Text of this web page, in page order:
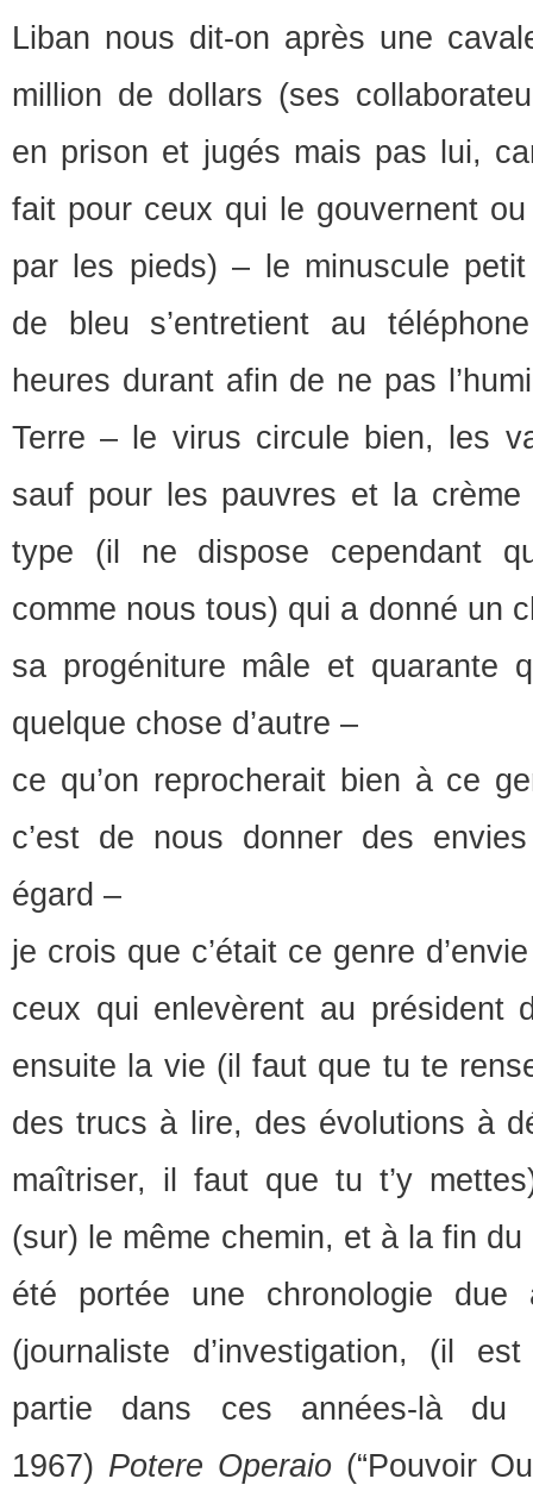
Liban nous dit-on après une
million de dollars (ses
en prison et jugés mais pas lui,
fait pour ceux qui le gouvernent
par les pieds) – le minuscule
de bleu s’entretient au
heures durant afin de ne pas
Terre – le virus circule bien, les
sauf pour les pauvres et la
type (il ne dispose cependant
comme nous tous) qui a donné un
sa progéniture mâle et quarante
quelque chose d’autre –
ce qu’on reprocherait bien à ce
c’est de nous donner des
égard –
je crois que c’était ce genre
ceux qui enlevèrent au président
ensuite la vie (il faut que tu te
des trucs à lire, des évolutions à
maîtriser, il faut que tu t’y
(sur) le même chemin, et à la fin du
été portée une chronologie due
(journaliste d’investigation, (il
partie dans ces années-là du
1967) Potere Operaio (“Pouvoir